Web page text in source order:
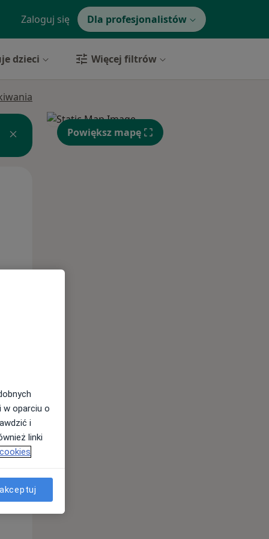
Zaloguj się Dla profesjonalistów
dzieci Więcej filtrów
Pon,
Powiększ mapę
w oparciu o
i
linki